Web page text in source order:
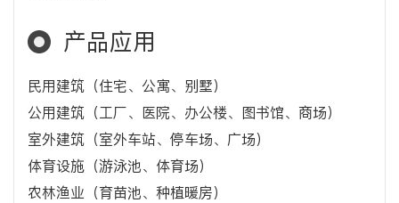
产品应用
民用建筑（住宅、公寓、别墅）
公用建筑（工厂、医院、办公楼、图书馆、商场）
室外建筑（室外车站、停车场、广场）
体育设施（游泳池、体育场）
农林渔业（育苗池、种植暖房）